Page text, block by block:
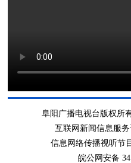
阜阳广播电视台版权所
互联网新闻信息服务
信息网络传播视听节
皖公网安备